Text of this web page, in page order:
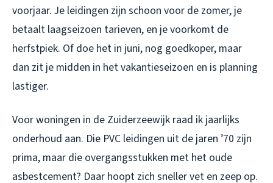
voorjaar. Je leidingen zijn schoon voor de zomer, je
betaalt laagseizoen tarieven, en je voorkomt de
herfstpiek. Of doe het in juni, nog goedkoper, maar
dan zit je midden in het vakantieseizoen en is planning
lastiger.
Voor woningen in de Zuiderzeewijk raad ik jaarlijks
onderhoud aan. Die PVC leidingen uit de jaren ’70 zijn
prima, maar die overgangsstukken met het oude
asbestcement? Daar hoopt zich sneller vet en zeep op.